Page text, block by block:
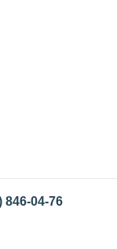
846-04-76